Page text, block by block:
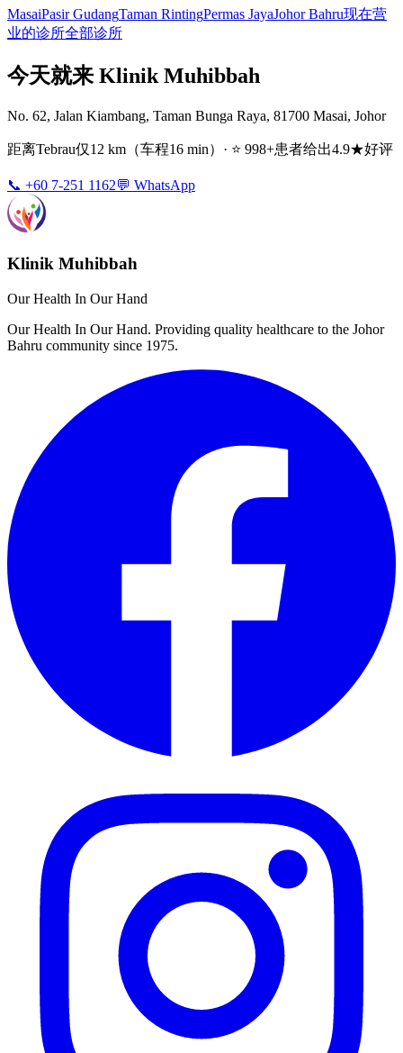
MasaiPasir GudangTaman RintingPermas JayaJohor Bahru现在营
业的诊所全部诊所
今天就来 Klinik Muhibbah
No. 62, Jalan Kiambang, Taman Bunga Raya, 81700 Masai, Johor
距离Tebrau仅12 km（车程16 min）· ⭐ 998+患者给出4.9★好评
📞 +60 7-251 1162💬 WhatsApp
Klinik Muhibbah
Our Health In Our Hand
Our Health In Our Hand. Providing quality healthcare to the Johor
Bahru community since 1975.